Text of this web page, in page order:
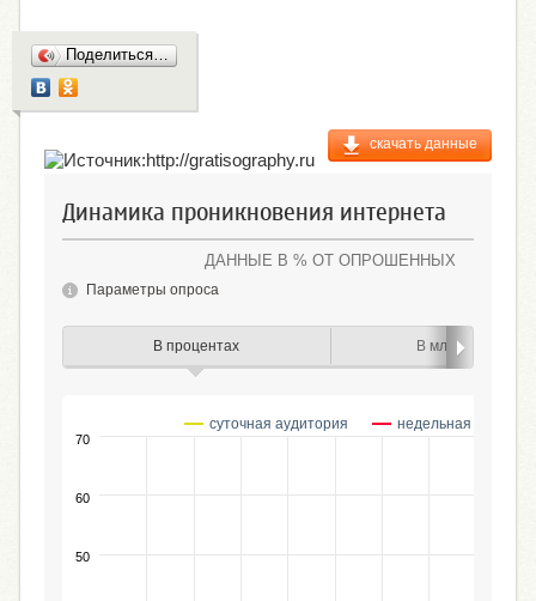
скачать данные
Динамика проникновения интернета
ДАННЫЕ В % ОТ ОПРОШЕННЫХ
Параметры опроса
В процентах В млн человек
суточная аудитория недельная
50
60
70
Поделиться…